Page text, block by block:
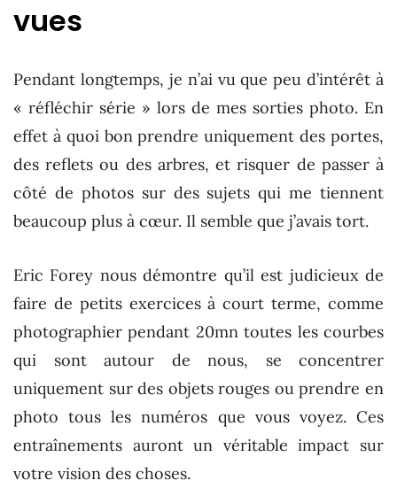
vues
Pendant longtemps, je n’ai vu que peu d’intérêt à
« réfléchir série » lors de mes sorties photo. En
effet à quoi bon prendre uniquement des portes,
des reflets ou des arbres, et risquer de passer à
côté de photos sur des sujets qui me tiennent
beaucoup plus à cœur. Il semble que j’avais tort.
Eric Forey nous démontre qu’il est judicieux de
faire de petits exercices à court terme, comme
photographier pendant 20mn toutes les courbes
qui sont autour de nous, se concentrer
uniquement sur des objets rouges ou prendre en
photo tous les numéros que vous voyez. Ces
entraînements auront un véritable impact sur
votre vision des choses.